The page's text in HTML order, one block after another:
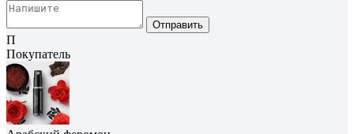
Отправить
П
Покупатель